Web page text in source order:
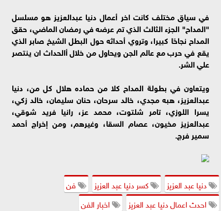
في سياق مختلف كانت اخر أعمال دنيا عبدالعزيز هو مسلسل
"المداح" الجزء الثالث الذي تم عرضه في رمضان الماضي، حقق
المداح نجاحًا كبيرا، وتروي أحداثه حول البطل الشيخ صابر الذي
يقع في حرب مع عالم الجن ويحاول من خلال أالحداث ان ينتصر
علي الشر.
ويتعاون في بطولة المداح كلا من حماده هلال كل من، دنيا
عبدالعزيز، هبه مجدي، خالد سرحان، حنان سليمان، خالد زكي،
يسرا اللوزي، تامر شلتوت، محمد عز، رانيا فريد شوقي،
عبدالعزيز مخيون، عصام السقا، وغيرهم، ومن إخراج أحمد
سمير فرج.
دنيا عبد العزيز كسر دنيا عبد العزيز
فن
احدث اعمال دنيا عبد العزيز
اخبار الفن